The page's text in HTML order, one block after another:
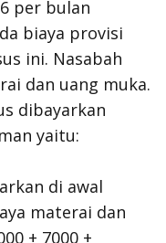
per bulan
biaya provisi
ini. Nasabah
dan uang muka.
dibayarkan
yaitu:
di awal
materai dan
+ 7000 +